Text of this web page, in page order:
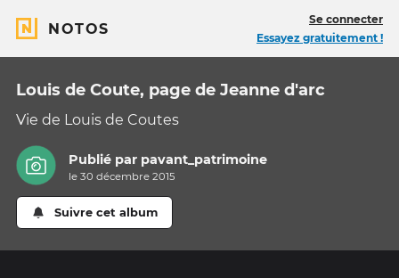
NOTOS
Se connecter
Essayez gratuitement !
Louis de Coute, page de Jeanne d'arc
Vie de Louis de Coutes
Publié par pavant_patrimoine
le 30 décembre 2015
Suivre cet album